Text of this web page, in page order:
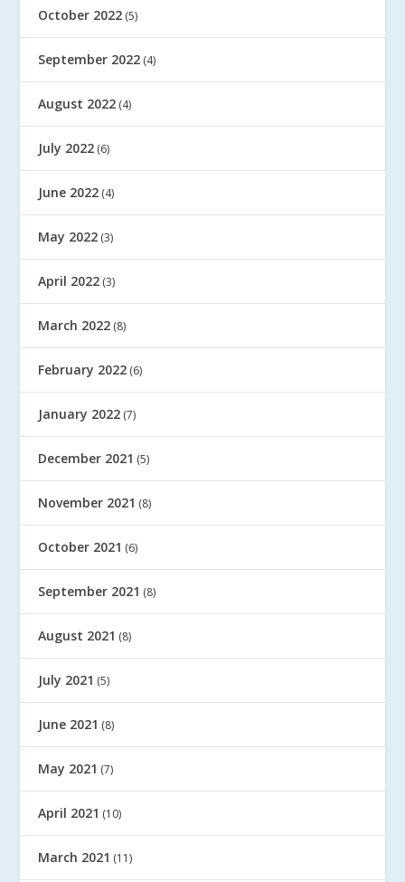
October 2022 (5)
September 2022 (4)
August 2022 (4)
July 2022 (6)
June 2022 (4)
May 2022 (3)
April 2022 (3)
March 2022 (8)
February 2022 (6)
January 2022 (7)
December 2021 (5)
November 2021 (8)
October 2021 (6)
September 2021 (8)
August 2021 (8)
July 2021 (5)
June 2021 (8)
May 2021 (7)
April 2021 (10)
March 2021 (11)